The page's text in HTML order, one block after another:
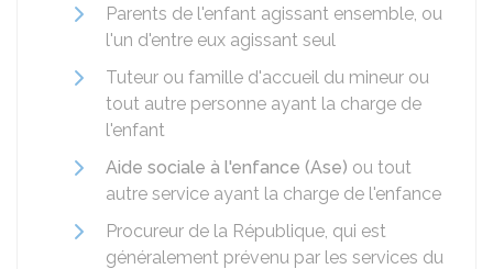
Parents de l'enfant agissant ensemble, ou
l'un d'entre eux agissant seul
Tuteur ou famille d'accueil du mineur ou
tout autre personne ayant la charge de
l'enfant
Aide sociale à l'enfance (Ase) ou tout
autre service ayant la charge de l'enfance
Procureur de la République, qui est
généralement prévenu par les services du